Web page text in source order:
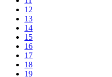
12
13
14
15
16
17
18
19